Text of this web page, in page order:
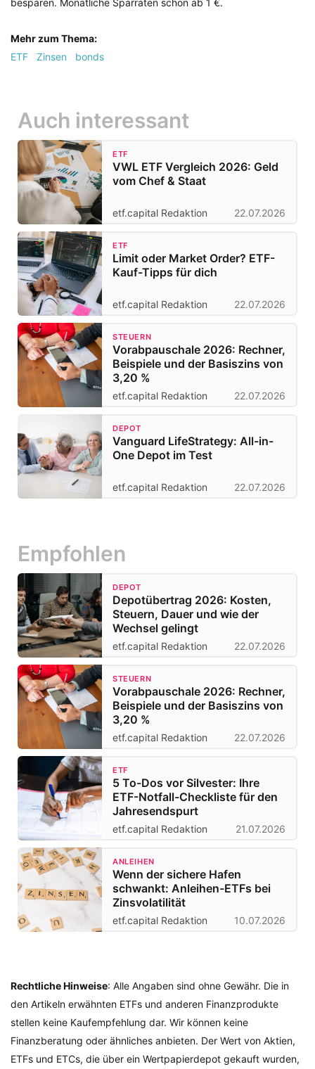
Mehr zum Thema:
ETF
Zinsen bonds
Auch interessant
ETF
VWL ETF Vergleich 2026: Geld
vom Chef & Staat
etf.capital Redaktion 22.07.2026
ETF
Limit oder Market Order? ETF-
Kauf-Tipps für dich
etf.capital Redaktion 22.07.2026
STEUERN
Vorabpauschale 2026: Rechner,
Beispiele und der Basiszins von
3,20 %
etf.capital Redaktion 22.07.2026
DEPOT
Vanguard LifeStrategy: All-in-
One Depot im Test
etf.capital Redaktion 22.07.2026
Empfohlen
DEPOT
Depotübertrag 2026: Kosten,
Steuern, Dauer und wie der
Wechsel gelingt
etf.capital Redaktion 22.07.2026
STEUERN
Vorabpauschale 2026: Rechner,
Beispiele und der Basiszins von
3,20 %
etf.capital Redaktion 22.07.2026
ETF
5 To-Dos vor Silvester: Ihre
ETF-Notfall-Checkliste für den
Jahresendspurt
etf.capital Redaktion 21.07.2026
ANLEIHEN
Wenn der sichere Hafen
schwankt: Anleihen-ETFs bei
Zinsvolatilität
etf.capital Redaktion 10.07.2026
Rechtliche Hinweise: Alle Angaben sind ohne Gewähr. Die in
den Artikeln erwähnten ETFs und anderen Finanzprodukte
stellen keine Kaufempfehlung dar. Wir können keine
Finanzberatung oder ähnliches anbieten. Der Wert von Aktien,
ETFs und ETCs, die über ein Wertpapierdepot gekauft wurden,